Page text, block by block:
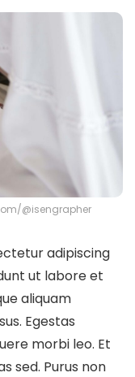
@isengrapher
adipiscing
ut labore et
aliquam
Egestas
morbi leo. Et
sed. Purus non